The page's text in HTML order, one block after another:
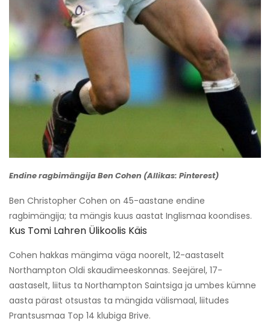
Endine ragbimängija Ben Cohen (Allikas: Pinterest)
Ben Christopher Cohen on 45-aastane endine
ragbimängija; ta mängis kuus aastat Inglismaa koondises.
Kus Tomi Lahren Ülikoolis Käis
Cohen hakkas mängima väga noorelt, 12-aastaselt
Northampton Oldi skaudimeeskonnas. Seejärel, 17-
aastaselt, liitus ta Northampton Saintsiga ja umbes kümne
aasta pärast otsustas ta mängida välismaal, liitudes
Prantsusmaa Top 14 klubiga Brive.